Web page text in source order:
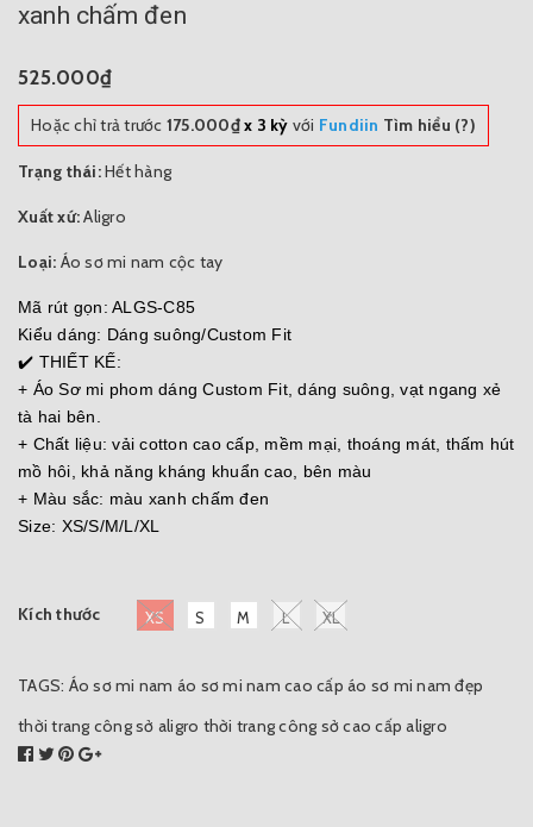
xanh chấm đen
525.000₫
Hoặc chỉ trả trước 175.000₫x 3 kỳ với Fundiin Tìm hiểu (?)
Trạng thái:Hết hàng
Xuất xứ:Aligro
Loại: Áo sơ mi nam cộc tay
Mã rút gọn: ALGS-C85
Kiểu dáng: Dáng suông/Custom Fit
✔️ THIẾT KẾ:
+ Áo Sơ mi phom dáng Custom Fit, dáng suông, vạt ngang xẻ
tà hai bên.
+ Chất liệu: vải cotton cao cấp, mềm mại, thoáng mát, thấm hút
mồ hôi, khả năng kháng khuẩn cao, bên màu
+ Màu sắc: màu xanh chấm đen
Size: XS/S/M/L/XL
Kích thước XS S M L XL
TAGS: Áo sơ mi nam áo sơ mi nam cao cấp áo sơ mi nam đẹp
thời trang công sở aligro thời trang công sở cao cấp aligro